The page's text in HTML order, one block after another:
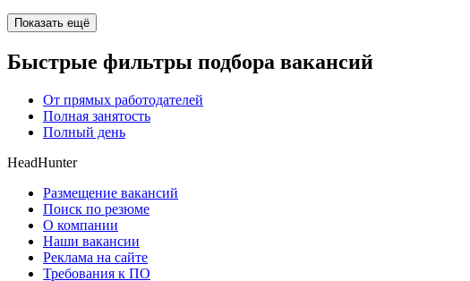
Показать ещё
Быстрые фильтры подбора вакансий
От прямых работодателей
Полная занятость
Полный день
HeadHunter
Размещение вакансий
Поиск по резюме
О компании
Наши вакансии
Реклама на сайте
Требования к ПО